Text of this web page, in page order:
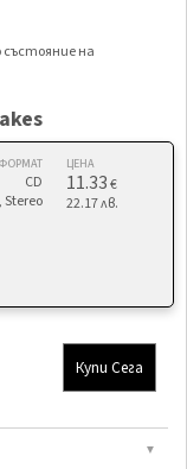
на
ФОРМАТ
CD
ЦЕНА
11.33€
22.17 лв.
Купи Сега
▼